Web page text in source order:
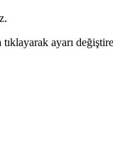
tıklayarak ayarı